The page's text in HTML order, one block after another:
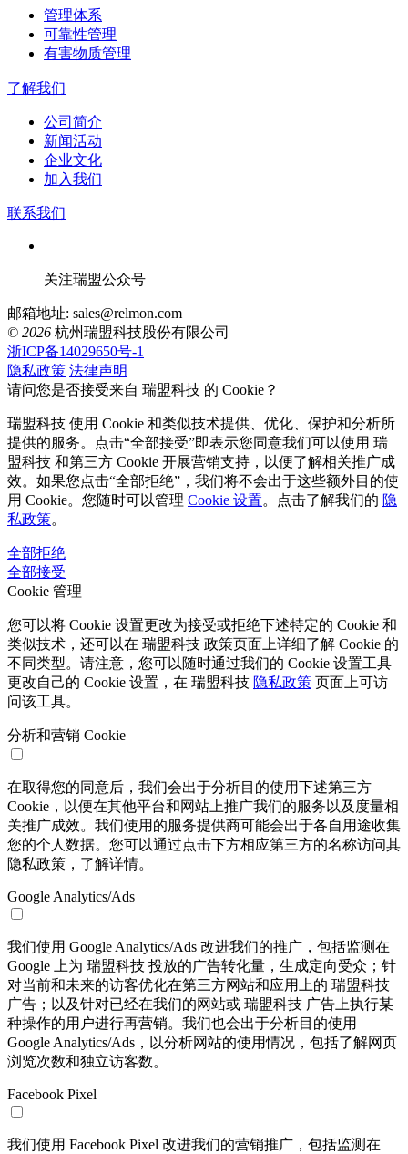
管理体系
可靠性管理
有害物质管理
了解我们
公司简介
新闻活动
企业文化
加入我们
联系我们
关注瑞盟公众号
邮箱地址: sales@relmon.com
© 2026 杭州瑞盟科技股份有限公司
浙ICP备14029650号-1
隐私政策 法律声明
请问您是否接受来自 瑞盟科技 的 Cookie？
瑞盟科技 使用 Cookie 和类似技术提供、优化、保护和分析所
提供的服务。点击“全部接受”即表示您同意我们可以使用 瑞
盟科技 和第三方 Cookie 开展营销支持，以便了解相关推广成
效。如果您点击“全部拒绝”，我们将不会出于这些额外目的使
用 Cookie。您随时可以管理 Cookie 设置。点击了解我们的 隐
私政策。
全部拒绝
全部接受
Cookie 管理
您可以将 Cookie 设置更改为接受或拒绝下述特定的 Cookie 和
类似技术，还可以在 瑞盟科技 政策页面上详细了解 Cookie 的
不同类型。请注意，您可以随时通过我们的 Cookie 设置工具
更改自己的 Cookie 设置，在 瑞盟科技 隐私政策 页面上可访
问该工具。
分析和营销 Cookie
在取得您的同意后，我们会出于分析目的使用下述第三方
Cookie，以便在其他平台和网站上推广我们的服务以及度量相
关推广成效。我们使用的服务提供商可能会出于各自用途收集
您的个人数据。您可以通过点击下方相应第三方的名称访问其
隐私政策，了解详情。
Google Analytics/Ads
我们使用 Google Analytics/Ads 改进我们的推广，包括监测在
Google 上为 瑞盟科技 投放的广告转化量，生成定向受众；针
对当前和未来的访客优化在第三方网站和应用上的 瑞盟科技
广告；以及针对已经在我们的网站或 瑞盟科技 广告上执行某
种操作的用户进行再营销。我们也会出于分析目的使用
Google Analytics/Ads，以分析网站的使用情况，包括了解网页
浏览次数和独立访客数。
Facebook Pixel
我们使用 Facebook Pixel 改进我们的营销推广，包括监测在